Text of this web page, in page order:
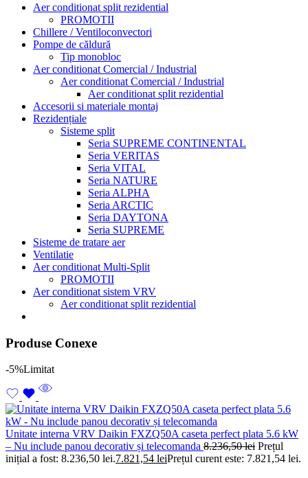
Aer conditionat split rezidential
PROMOTII
Chillere / Ventiloconvectori
Pompe de căldură
Tip monobloc
Aer conditionat Comercial / Industrial
Aer conditionat Comercial / Industrial
Aer conditionat split rezidential
Accesorii si materiale montaj
Rezidențiale
Sisteme split
Seria SUPREME CONTINENTAL
Seria VERITAS
Seria VITAL
Seria NATURE
Seria ALPHA
Seria ARCTIC
Seria DAYTONA
Seria SUPREME
Sisteme de tratare aer
Ventilatie
Aer conditionat Multi-Split
PROMOTII
Aer conditionat sistem VRV
Aer conditionat split rezidential
Produse Conexe
-5%Limitat
Unitate interna VRV Daikin FXZQ50A caseta perfect plata 5.6 kW
– Nu include panou decorativ și telecomanda 8.236,50lei Prețul
inițial a fost: 8.236,50 lei.7.821,54 leiPrețul curent este: 7.821,54 lei.